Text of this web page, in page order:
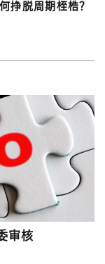
挣脱周期桎梏？
审核